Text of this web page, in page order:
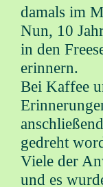
damals im
Nun, 10
in den
erinnern.
Bei Kaffee
gedreht
Viele der
und es